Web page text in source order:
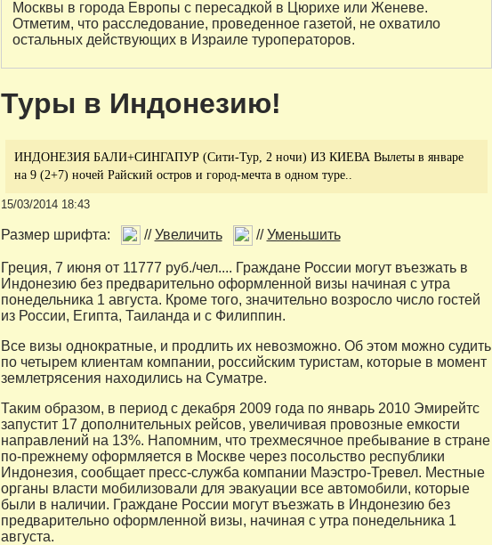
Москвы в города Европы с пересадкой в Цюрихе или Женеве.
Отметим, что расследование, проведенное газетой, не охватило
остальных действующих в Израиле туроператоров.
Туры в Индонезию!
ИНДОНЕЗИЯ БАЛИ+СИНГАПУР (Сити-Тур, 2 ночи) ИЗ КИЕВА Вылеты в январе
на 9 (2+7) ночей Райский остров и город-мечта в одном туре..
15/03/2014 18:43
Размер шрифта: //Увеличить //Уменьшить
Греция, 7 июня от 11777 руб./чел.... Граждане России могут въезжать в
Индонезию без предварительно оформленной визы начиная с утра
понедельника 1 августа. Кроме того, значительно возросло число гостей
из России, Египта, Таиланда и с Филиппин.
Все визы однократные, и продлить их невозможно. Об этом можно судить
по четырем клиентам компании, российским туристам, которые в момент
землетрясения находились на Суматре.
Таким образом, в период с декабря 2009 года по январь 2010 Эмирейтс
запустит 17 дополнительных рейсов, увеличивая провозные емкости
направлений на 13%. Напомним, что трехмесячное пребывание в стране
по-прежнему оформляется в Москве через посольство республики
Индонезия, сообщает пресс-служба компании Маэстро-Тревел. Местные
органы власти мобилизовали для эвакуации все автомобили, которые
были в наличии. Граждане России могут въезжать в Индонезию без
предварительно оформленной визы, начиная с утра понедельника 1
августа.